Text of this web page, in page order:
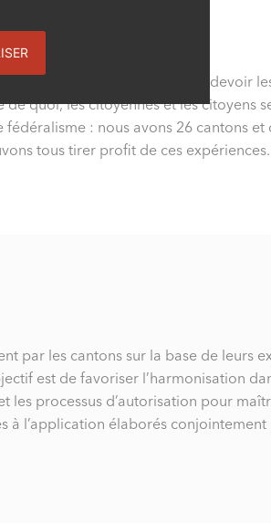
la loi sur l’énergie, nous allons devoir
quoi, les citoyennes et les citoyens
: nous avons 26 cantons et
tous tirer profit de ces expériences.
par les cantons sur la base de leurs
est de favoriser l’harmonisation
processus d’autorisation pour
à l’application élaborés